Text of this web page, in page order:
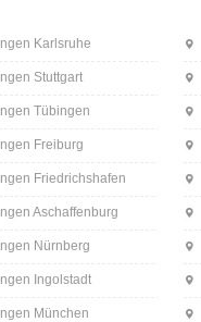
Karlsruhe
Stuttgart
Tübingen
Freiburg
Friedrichshafen
Aschaffenburg
Nürnberg
Ingolstadt
München